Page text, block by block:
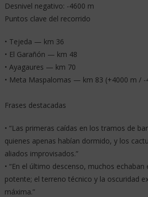
Desnivel negativo: -4600 m
Puntos clave del recorrido
• Tejeda — km 36
• El Garañón — km 48
• Ayagaures — km 70
• Meta Maspalomas — km 83 (+4000 m / -
Frases destacadas
• “Las primeras caídas en los tramos de
quienes apenas habían dormido, y los
aliados improvisados.”
• “En el último descenso, muchos
potente; el terreno técnico y la oscuridad
máxima.”